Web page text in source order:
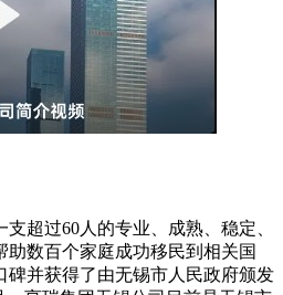
超过60人的专业、成熟、稳定、
数百个家庭成功移民到相关国
碑并获得了由无锡市人民政府颁发